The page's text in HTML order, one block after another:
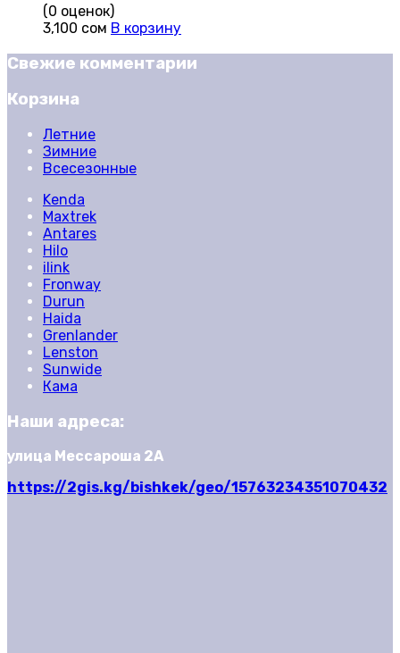
(0 оценок)
3,100 сом В корзину
Свежие комментарии
Корзина
Летние
Зимние
Всесезонные
Kenda
Maxtrek
Antares
Hilo
ilink
Fronway
Durun
Haida
Grenlander
Lenston
Sunwide
Кама
Наши адреса:
улица Мессароша 2А
https://2gis.kg/bishkek/geo/15763234351070432